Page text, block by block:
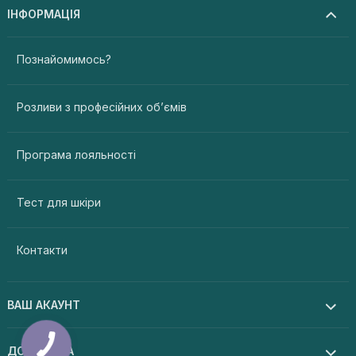
ІНФОРМАЦІЯ
Познайомимось?
Розливи з професійних об’ємів
Програма лояльності
Тест для шкіри
Контакти
ВАШ АКАУНТ
ДОПОМОГА